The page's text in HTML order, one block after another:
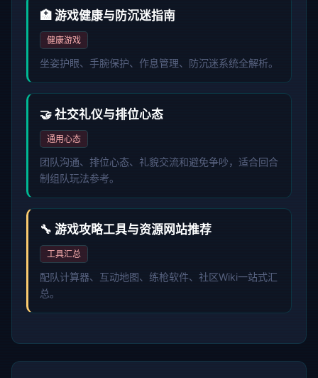
🏥 游戏健康与防沉迷指南
健康游戏
坐姿护眼、手腕保护、作息管理、防沉迷系统全解析。
🤝 社交礼仪与排位心态
通用心态
团队沟通、排位心态、礼貌交流和避免争吵，适合回合
制组队玩法参考。
🔧 游戏攻略工具与资源网站推荐
工具汇总
配队计算器、互动地图、练枪软件、社区Wiki一站式汇
总。